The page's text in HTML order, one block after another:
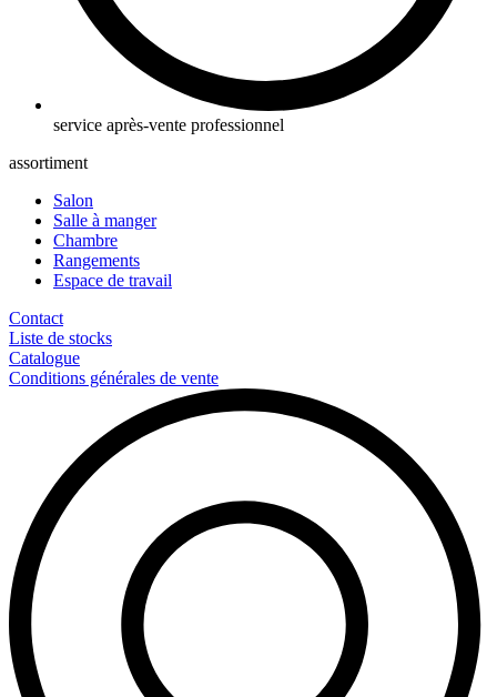
service après-vente professionnel
assortiment
Salon
Salle à manger
Chambre
Rangements
Espace de travail
Contact
Liste de stocks
Catalogue
Conditions générales de vente